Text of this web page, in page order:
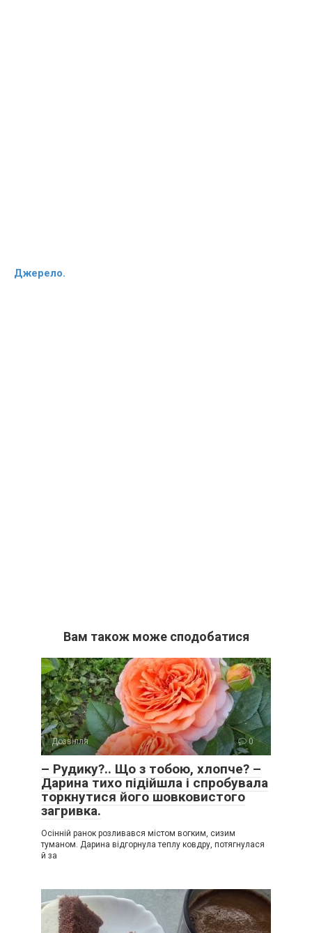
Джерело.
Вам також може сподобатися
Дозвілля 0
– Рудику?.. Що з тобою, хлопче? –
Дарина тихо підійшла і спробувала
торкнутися його шовковистого
загривка.
Осінній ранок розливався містом вогким, сизим
туманом. Дарина відгорнула теплу ковдру, потягнулася
й за